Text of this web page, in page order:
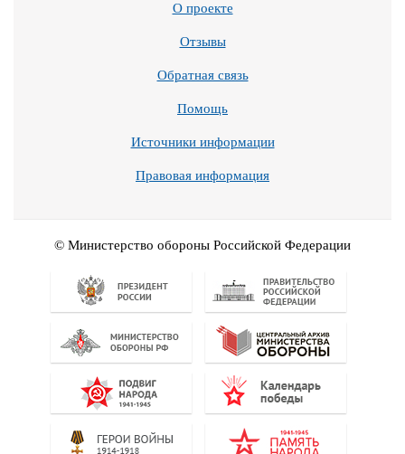
О проекте
Отзывы
Обратная связь
Помощь
Источники информации
Правовая информация
© Министерство обороны Российской Федерации